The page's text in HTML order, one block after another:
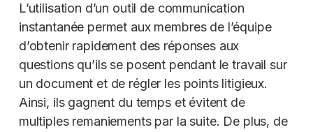
L’utilisation d’un outil de communication
instantanée permet aux membres de l’équipe
d’obtenir rapidement des réponses aux
questions qu’ils se posent pendant le travail sur
un document et de régler les points litigieux.
Ainsi, ils gagnent du temps et évitent de
multiples remaniements par la suite. De plus, de